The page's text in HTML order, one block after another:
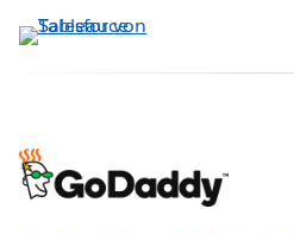
Direkt
zum